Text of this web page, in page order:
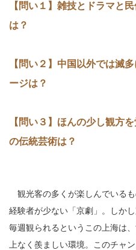
【問い１】雑技とドラマと
は？
【問い２】中国以外では滅
ージは？
【問い３】ほんの少し観方
の伝統芸術は？
観光客の多くが楽しんでいる
経験者が少ない「京劇」。しか
毎週観られるというこの上海は
上なく羨ましい環境。このチャ